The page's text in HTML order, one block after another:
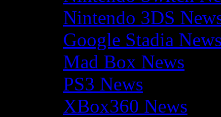
Nintendo 3DS
Google Stadia
Mad Box News
PS3 News
XBox360 News